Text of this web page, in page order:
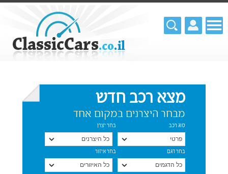
מצא רכב חדש
מבחר היצרנים במקום אחד
סוג רכב בחר יצרן
בחר דגם בחר איזור